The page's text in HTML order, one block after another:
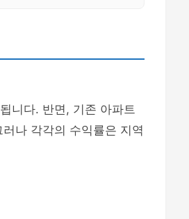
니다. 반면, 기존 아파트
나 각각의 수익률은 지역